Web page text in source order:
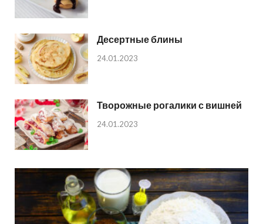
Десертные блины
24.01.2023
Творожные рогалики с вишней
24.01.2023